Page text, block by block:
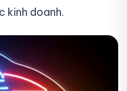
kinh doanh.